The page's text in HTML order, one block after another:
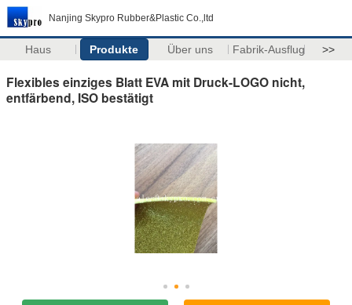
Nanjing Skypro Rubber&Plastic Co.,ltd
Haus Produkte Über uns Fabrik-Ausflug >>
Flexibles einziges Blatt EVA mit Druck-LOGO nicht,
entfärbend, ISO bestätigt